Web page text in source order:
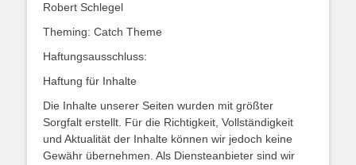
Robert Schlegel
Theming: Catch Theme
Haftungsausschluss:
Haftung für Inhalte
Die Inhalte unserer Seiten wurden mit größter
Sorgfalt erstellt. Für die Richtigkeit, Vollständigkeit
und Aktualität der Inhalte können wir jedoch keine
Gewähr übernehmen. Als Diensteanbieter sind wir